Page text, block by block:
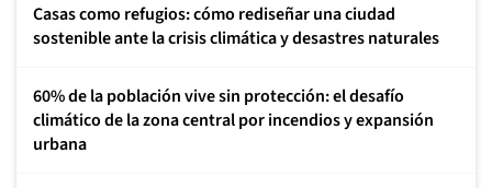
Casas como refugios: cómo rediseñar una ciudad
sostenible ante la crisis climática y desastres naturales
60% de la población vive sin protección: el desafío
climático de la zona central por incendios y expansión
urbana